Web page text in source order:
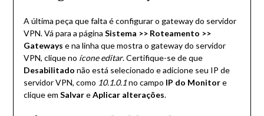
A última peça que falta é configurar o gateway do servidor
VPN. Vá para a página Sistema >> Roteamento >>
Gateways e na linha que mostra o gateway do servidor
VPN, clique no ícone editar. Certifique-se de que
Desabilitado não está selecionado e adicione seu IP de
servidor VPN, como 10.1.0.1no campo IP do Monitore
clique em SalvareAplicar alterações.